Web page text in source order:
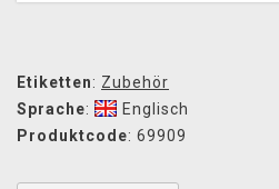
Etiketten: Zubehör
Sprache:
Englisch
Produktcode: 69909